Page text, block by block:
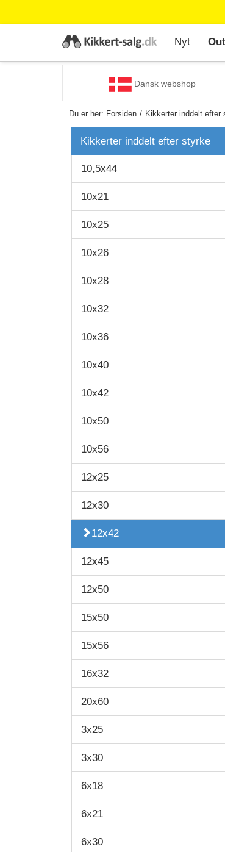
Nyt
Dansk webshop
Du er her: Forsiden Kikkerter inddelt efter
Kikkerter inddelt efter styrke
10,5x44
10x21
10x25
10x26
10x28
10x32
10x36
10x40
10x42
10x50
10x56
12x25
12x30
12x42
12x45
12x50
15x50
15x56
16x32
20x60
3x25
3x30
6x18
6x21
6x30